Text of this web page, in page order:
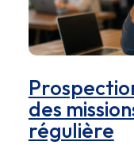
des
régulière